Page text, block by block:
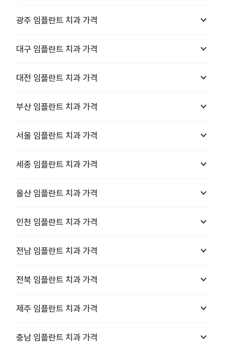
광주 임플란트 치과 가격 keyboard_arrow_down
대구 임플란트 치과 가격 keyboard_arrow_down
대전 임플란트 치과 가격 keyboard_arrow_down
부산 임플란트 치과 가격 keyboard_arrow_down
서울 임플란트 치과 가격 keyboard_arrow_down
세종 임플란트 치과 가격 keyboard_arrow_down
울산 임플란트 치과 가격 keyboard_arrow_down
인천 임플란트 치과 가격 keyboard_arrow_down
전남 임플란트 치과 가격 keyboard_arrow_down
전북 임플란트 치과 가격 keyboard_arrow_down
제주 임플란트 치과 가격 keyboard_arrow_down
충남 임플란트 치과 가격 keyboard_arrow_down